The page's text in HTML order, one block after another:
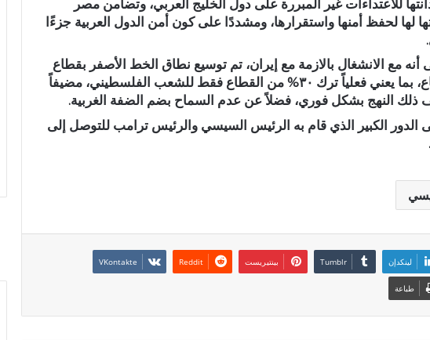
للاعتداءات غير المبررة على دول الخليج العربي، وتضامن مصر
لها لحفظ أمنها واستقرارها، ومشددًا على كون أمن الدول العربية جزءًا
مع الانشغال بالازمة مع إيران، تم توسيع نطاق الخط الأصفر بقطاع
غزة ليشمل حوالي ٧٠%؜ من القطاع، بما يعني فعلياً ترك ٣٠%؜ من القطاع فقط للشعب الفلسطيني، مضيفاً
ذلك النهج بشكل فوري، فضلاً عن عدم السماح بضم الضفة الغربية.
الدور الكبير الذي قام به الرئيس السيسي والرئيس ترامب للتوصل إلى
لينكدإن بينتيريست
طباعة